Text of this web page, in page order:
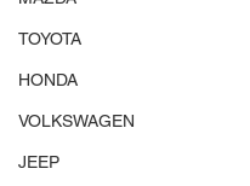
TOYOTA
HONDA
VOLKSWAGEN
JEEP